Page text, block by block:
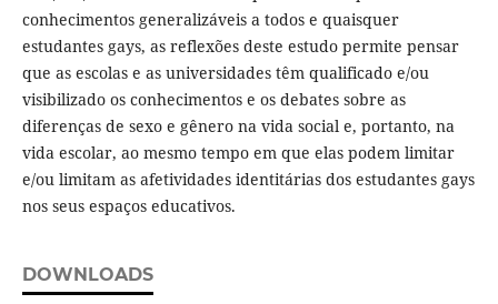
conhecimentos generalizáveis a todos e quaisquer
estudantes gays, as reflexões deste estudo permite pensar
que as escolas e as universidades têm qualificado e/ou
visibilizado os conhecimentos e os debates sobre as
diferenças de sexo e gênero na vida social e, portanto, na
vida escolar, ao mesmo tempo em que elas podem limitar
e/ou limitam as afetividades identitárias dos estudantes gays
nos seus espaços educativos.
DOWNLOADS